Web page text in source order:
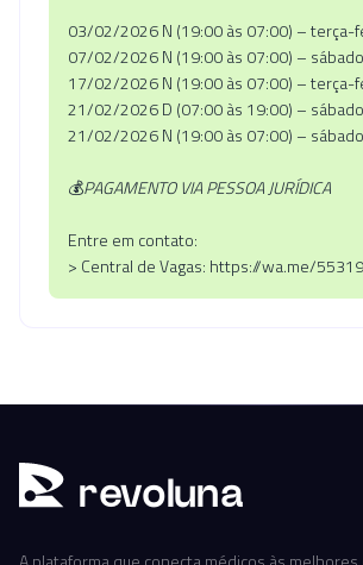
03/02/2026 N (19:00 às 07:00) – terça-
07/02/2026 N (19:00 às 07:00) – sábado
17/02/2026 N (19:00 às 07:00) – terça-
21/02/2026 D (07:00 às 19:00) – sábado
21/02/2026 N (19:00 às 07:00) – sábado
💰PAGAMENTO VIA PESSOA JURÍDICA
Entre em contato:
> Central de Vagas: https://wa.me/
revoluna